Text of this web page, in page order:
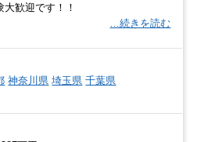
大歓迎です！！
…続きを読む
神奈川県 埼玉県 千葉県